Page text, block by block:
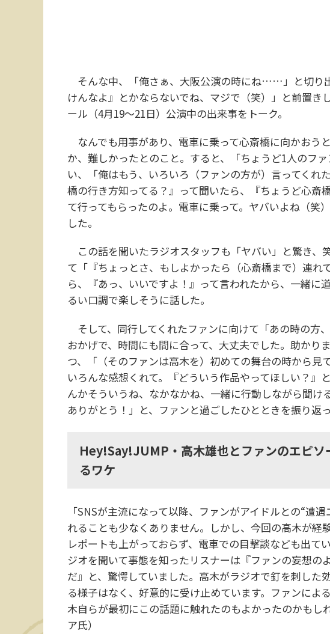
そんな中、「俺さぁ、大阪公演の時にね……」と切り
けんなよ』とかならないでね、マジで（笑）」と前置き
ール（4月19～21日）公演中の出来事をトーク。
なんでも用事があり、電車に乗って心斎橋に向かおう
か、難しかったとのこと。すると、「ちょうど1人のフ
い、「俺はもう、いろいろ（ファンの方が）言ってくれ
橋の行き方知ってる？』って聞いたら、『ちょうど心斎
て行ってもらったのよ。電車に乗って。ヤバいよね（笑
した。
この話を聞いたラジオスタッフも「ヤバい」と驚き、
て「『ちょっとさ、もしよかったら（心斎橋まで）連れ
ら、『あっ、いいですよ！』って言われたから、一緒に
るい口調で楽しそうに話した。
そして、同行してくれたファンに向けて「あの時の方
おかげで、時間にも間に合って、大丈夫でした。助かり
つ、「（そのファンは高木を）初めての舞台の時から見
いろんな感想くれて。『どういう作品やってほしい？』
んかそういうね、なかなかね、一緒に行動しながら聞け
ありがとう！」と、ファンと過ごしたひとときを振り返っ
Hey!Say!JUMP・高木雄也とファンのエピソ
るワケ
「SNSが主流になって以降、ファンがアイドルとの“遭
れることも少なくありません。しかし、今回の高木が経
レポートも上がっておらず、電車での目撃談なども出て
ジオを聞いて事態を知ったリスナーは『ファンの妄想の
だ』と、驚愕していました。高木がラジオで釘を刺した
る様子はなく、好意的に受け止めています。ファンによ
木自らが最初にこの話題に触れたのもよかったのかもし
ア氏）